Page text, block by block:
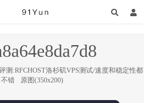
测:RFCHOST洛杉矶VPS测试/速度和稳定性都
不错
原图(350x200)